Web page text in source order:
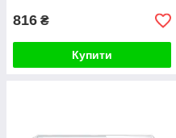
816 ₴
Купити